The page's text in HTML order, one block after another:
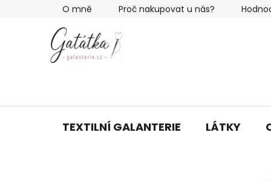
O mně Proč nakupovat u nás?
TEXTILNÍ GALANTERIE LÁTKY